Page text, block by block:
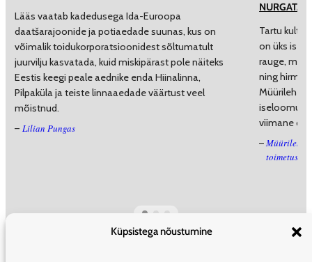
Küpsistega nõustumine
Lääs vaatab kadedusega Ida-Euroopa
daatšarajoonide ja potiaedade suunas, kus on
võimalik toidukorporatsioonidest sõltumatult
juurvilju kasvatada, kuid miskipärast pole näiteks
Eestis keegi peale aednike enda Hiinalinna,
Pilpaküla ja teiste linnaaedade väärtust veel
mõistnud.
– Lilian Pungas
Tartu
on üks
rauge,
ning hirmu
Müürilehe
viimane
– Müürilehe
toimetus